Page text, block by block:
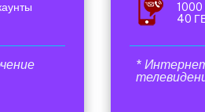
1000
40
*